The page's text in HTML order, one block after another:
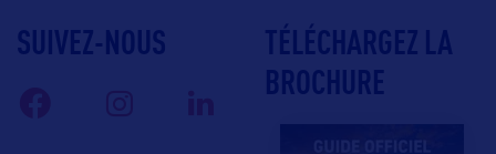
SUIVEZ-NOUS
TÉLÉCHARGEZ LA
BROCHURE